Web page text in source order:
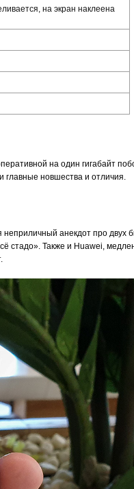
на экран наклеена
на один гигабайт
главные новшества и отличия.
анекдот про двух
стадо». Также и Huawei,